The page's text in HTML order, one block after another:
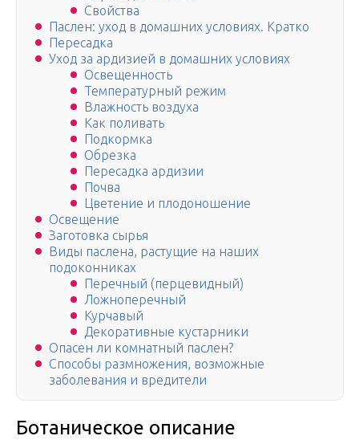
Свойства
Паслен: уход в домашних условиях. Кратко
Пересадка
Уход за ардизией в домашних условиях
Освещенность
Температурный режим
Влажность воздуха
Как поливать
Подкормка
Обрезка
Пересадка ардизии
Почва
Цветение и плодоношение
Освещение
Заготовка сырья
Виды паслена, растущие на наших
подоконниках
Перечный (перцевидный)
Ложноперечный
Курчавый
Декоративные кустарники
Опасен ли комнатный паслен?
Способы размножения, возможные
заболевания и вредители
Ботаническое описание